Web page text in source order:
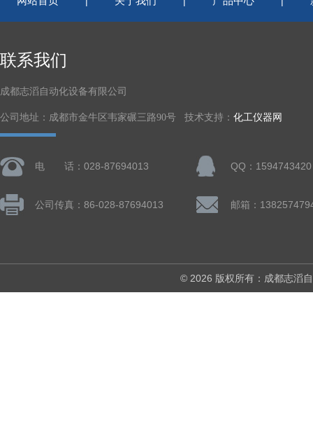
联系我们
成都志滔自动化设备有限公司
公司地址：成都市金牛区韦家碾三路90号 技术支持： 化工仪器网
电 话：028-87694013 QQ：1594743420
公司传真：86-028-87694013
© 2026 版权所有：成都志滔